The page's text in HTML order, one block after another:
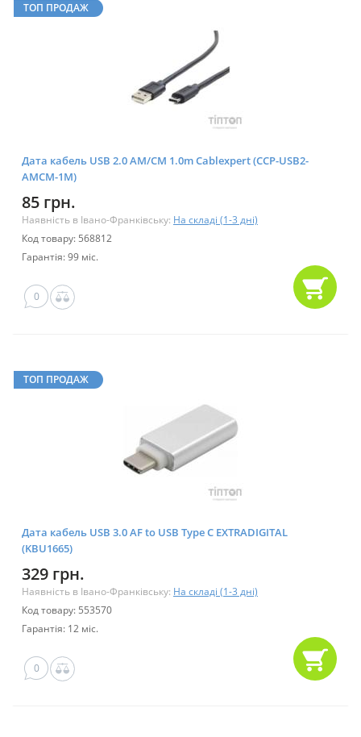
ТОП ПРОДАЖ
Дата кабель USB 2.0 AM/CM 1.0m Cablexpert (CCP-USB2-
AMCM-1M)
85 грн.
Наявність в Івано-Франківську: На складі (1-3 дні)
Код товару: 568812
Гарантія: 99 міс.
0
ТОП ПРОДАЖ
Дата кабель USB 3.0 AF to USB Type C EXTRADIGITAL
(KBU1665)
329 грн.
Наявність в Івано-Франківську: На складі (1-3 дні)
Код товару: 553570
Гарантія: 12 міс.
0